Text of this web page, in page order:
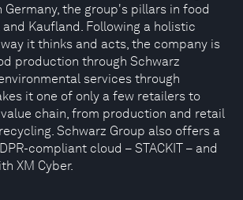
Germany, the group's pillars in food
Kaufland. Following a holistic
it thinks and acts, the company is
production through Schwarz
services through
it one of only a few retailers to
chain, from production and retail
Schwarz Group also offers a
compliant cloud – STACKIT – and
XM Cyber.